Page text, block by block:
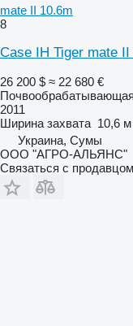
mate II 10.6m
8
Case IH Tiger mate II
26 200 $ ≈ 22 680 €
Почвообрабатывающая
2011
Ширина захвата 10,6 м
Украина, Сумы
ООО "АГРО-АЛЬЯНС"
Связаться с продавцом